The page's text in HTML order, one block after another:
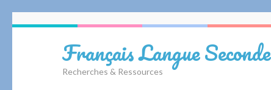
Français Langue Seconde
Recherches & Ressources